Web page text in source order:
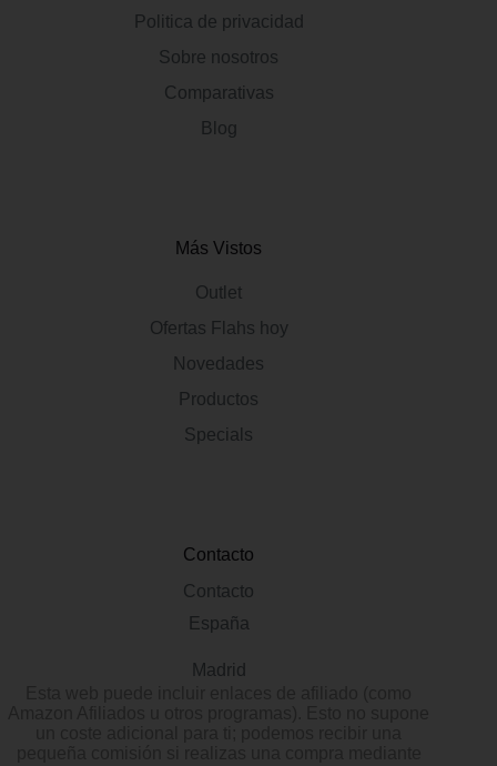
Politica de privacidad
Sobre nosotros
Comparativas
Blog
Más Vistos
Outlet
Ofertas Flahs hoy
Novedades
Productos
Specials
Contacto
Contacto
España
Madrid